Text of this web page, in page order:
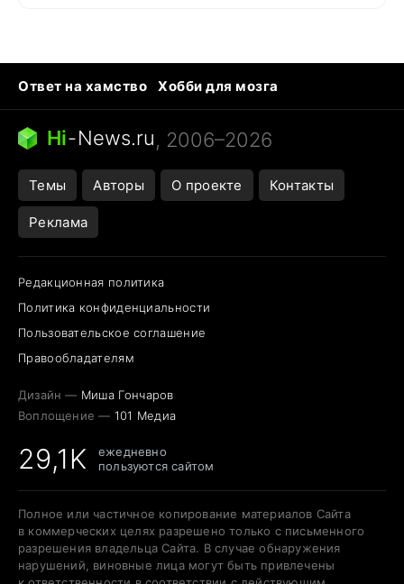
Ответ на хамство
Хобби для мозга
Бензин 100 и 95
Тунцы в океанариуме
Следующая пандемия
Hi-News.ru, 2006–2026
Темы Авторы О проекте Контакты
Реклама
Редакционная политика
Политика конфиденциальности
Пользовательское соглашение
Правообладателям
Дизайн — Миша Гончаров
Воплощение — 101 Медиа
29,1K
ежедневно
пользуются сайтом
Полное или частичное копирование материалов Сайта
в коммерческих целях разрешено только с письменного
разрешения владельца Сайта. В случае обнаружения
нарушений, виновные лица могут быть привлечены